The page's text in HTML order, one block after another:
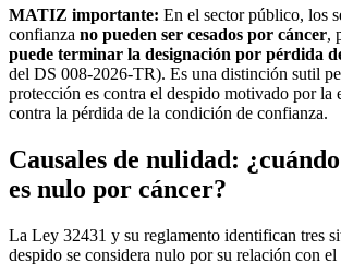
MATIZ importante: En el sector público, los
confianza no pueden ser cesados por cáncer,
puede terminar la designación por pérdida
del DS 008-2026-TR). Es una distinción sutil
protección es contra el despido motivado por la
contra la pérdida de la condición de confianza.
Causales de nulidad:
es nulo por cáncer?
La Ley 32431 y su reglamento identifican tres
despido se considera nulo por su relación con el